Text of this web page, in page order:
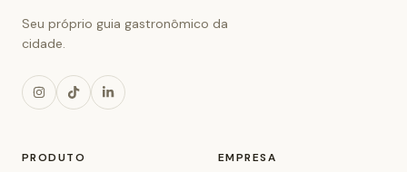
Seu próprio guia gastronômico da
cidade.
PRODUTO EMPRESA